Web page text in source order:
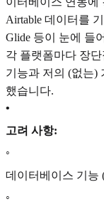
Airtable 데이터를
Glide 등이 눈에 들
각 플랫폼마다 장
기능과 저의 (없는)
했습니다.
•
고려 사항:
◦
데이터베이스 기능
◦